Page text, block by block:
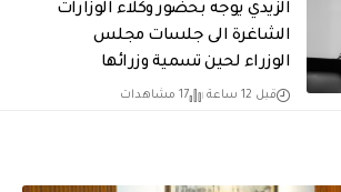
الزيدي يوجه بحضور وكلاء الوزارات
الشاغرة الى جلسات مجلس
الوزراء لحين تسمية وزرائها
قبل 12 ساعة 17 مشاهدات